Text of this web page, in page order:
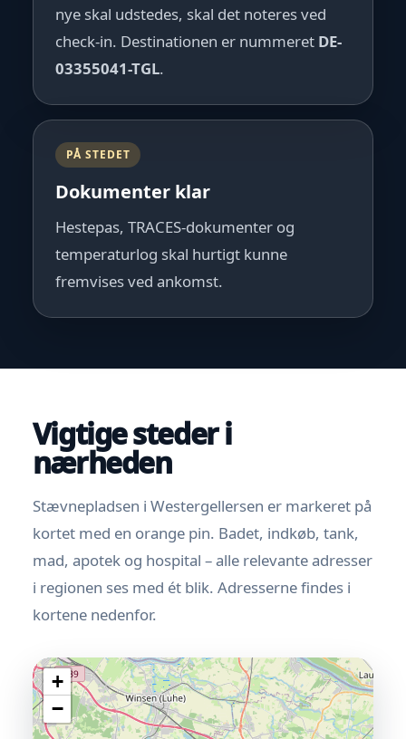
nye skal udstedes, skal det noteres ved
check-in. Destinationen er nummeret DE-
03355041-TGL.
PÅ STEDET
Dokumenter klar
Hestepas, TRACES-dokumenter og
temperaturlog skal hurtigt kunne
fremvises ved ankomst.
Vigtige steder i
nærheden
Stævnepladsen i Westergellersen er markeret på
kortet med en orange pin. Badet, indkøb, tank,
mad, apotek og hospital – alle relevante adresser
i regionen ses med ét blik. Adresserne findes i
kortene nedenfor.
+
−